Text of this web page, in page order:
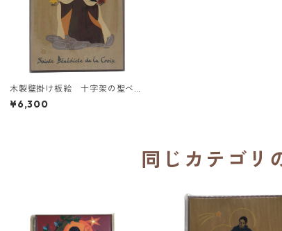
木製壁掛け板絵 十字架の聖ベネ
ディクタ／ノートルダム・ド・ヴ
ェニエール修道院（フランス）
¥6,300
同じカテゴリ